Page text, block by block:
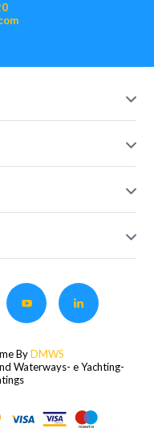
ByDMWS
Waterways- e Yachting-